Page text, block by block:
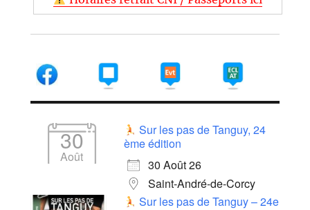
30
Août
Sur les pas de Tanguy, 24
ème édition
30 Août 26
Saint-André-de-Corcy
Sur les pas de Tanguy – 24e